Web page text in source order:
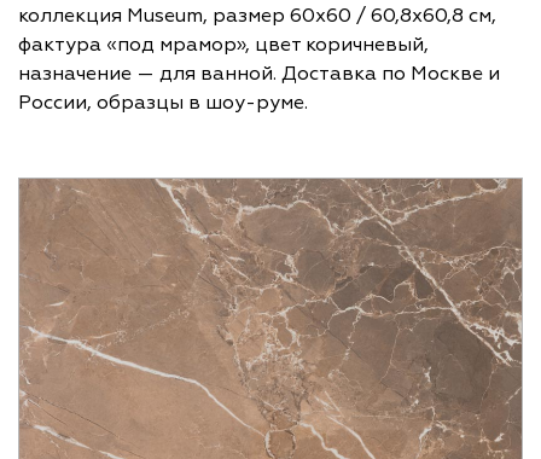
коллекция Museum, размер 60х60 / 60,8х60,8 см,
фактура «под мрамор», цвет коричневый,
назначение — для ванной. Доставка по Москве и
России, образцы в шоу-руме.